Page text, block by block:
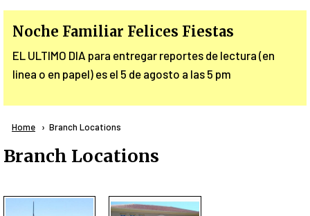
Noche Familiar Felices Fiestas
EL ULTIMO DIA para entregar reportes de lectura (en
linea o en papel) es el 5 de agosto a las 5 pm
Breadcrumb
Home Current:
Branch Locations
Branch Locations